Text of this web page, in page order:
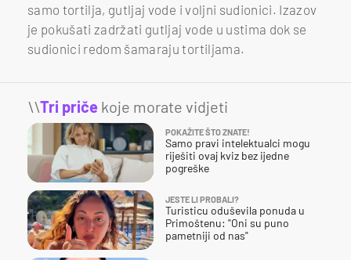
samo tortilja, gutljaj vode i voljni sudionici. Izazov
je pokušati zadržati gutljaj vode u ustima dok se
sudionici redom šamaraju tortiljama.
\\Tri priče koje morate vidjeti
POKAŽITE ŠTO ZNATE!
Samo pravi intelektualci mogu
riješiti ovaj kviz bez ijedne
pogreške
JESTE LI PROBALI?
Turisticu oduševila ponuda u
Primoštenu: "Oni su puno
pametniji od nas"